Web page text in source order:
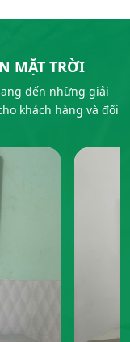
MẶT TRỜI
đến những giải
khách hàng và đối